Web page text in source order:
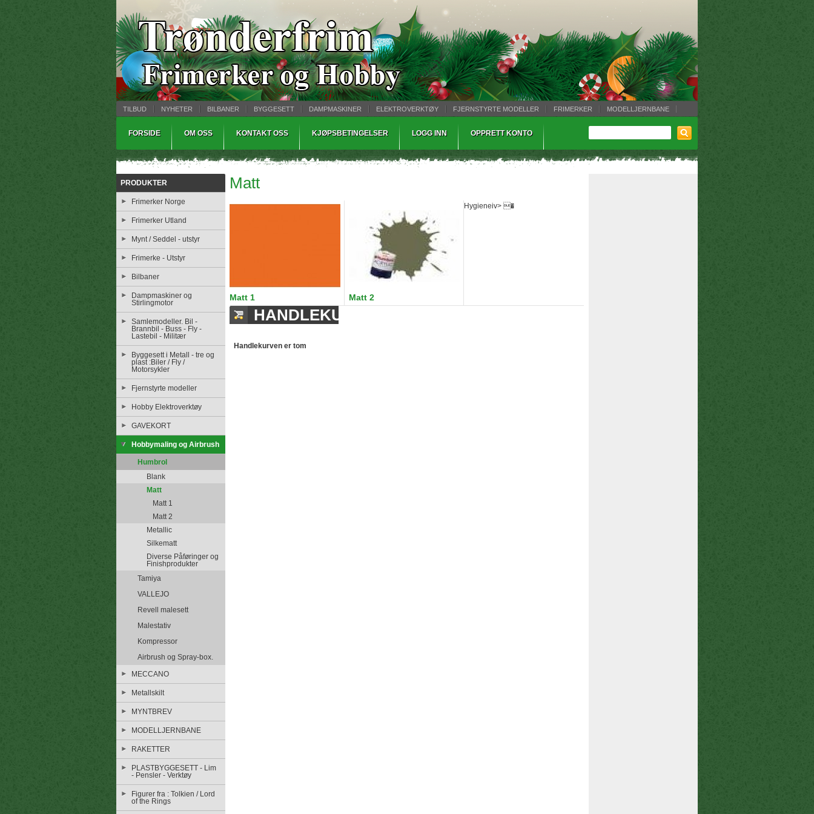
TILBUD NYHETER BILBANER BYGGESETT DAMPMASKINER ELEKTROVERKTØY FJERNSTYRTE MODELLER FRIMERKER
MODELLJERNBANE
FORSIDE OM OSS KONTAKT OSS KJØPSBETINGELSER LOGG INN OPPRETT KONTO
PRODUKTER
Frimerker Norge
Frimerker Utland
Mynt / Seddel - utstyr
Frimerke - Utstyr
Bilbaner
Dampmaskiner og
Stirlingmotor
Samlemodeller. Bil -
Brannbil - Buss - Fly -
Lastebil - Militær
Byggesett i Metall - tre og
plast :Biler / Fly /
Motorsykler
Fjernstyrte modeller
Hobby Elektroverktøy
GAVEKORT
Hobbymaling og Airbrush
Humbrol
Blank
Matt
Matt 1
Matt 2
Metallic
Silkematt
Diverse Påføringer og
Finishprodukter
Tamiya
VALLEJO
Revell malesett
Malestativ
Kompressor
Airbrush og Spray-box.
MECCANO
Metallskilt
MYNTBREV
MODELLJERNBANE
RAKETTER
PLASTBYGGESETT - Lim
- Pensler - Verktøy
Figurer fra : Tolkien / Lord
of the Rings
Matt
Matt 1 Matt 2
Hygieneiv> �
HANDLEKURV
Handlekurven er tom